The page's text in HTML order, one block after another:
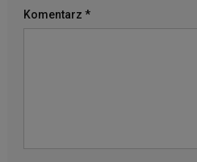
Komentarz *